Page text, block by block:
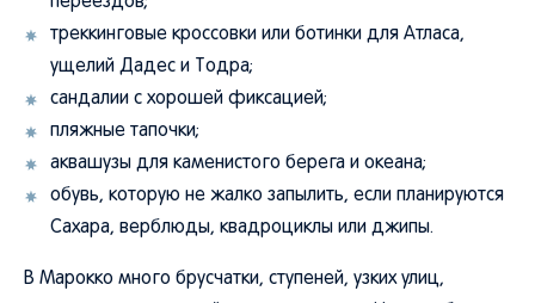
треккинговые кроссовки или ботинки для Атласа,
ущелий Дадес и Тодра;
сандалии с хорошей фиксацией;
пляжные тапочки;
аквашузы для каменистого берега и океана;
обувь, которую не жалко запылить, если планируются
Сахара, верблюды, квадроциклы или джипы.
пыльных дорог, камней и неровных троп. Новую обувь